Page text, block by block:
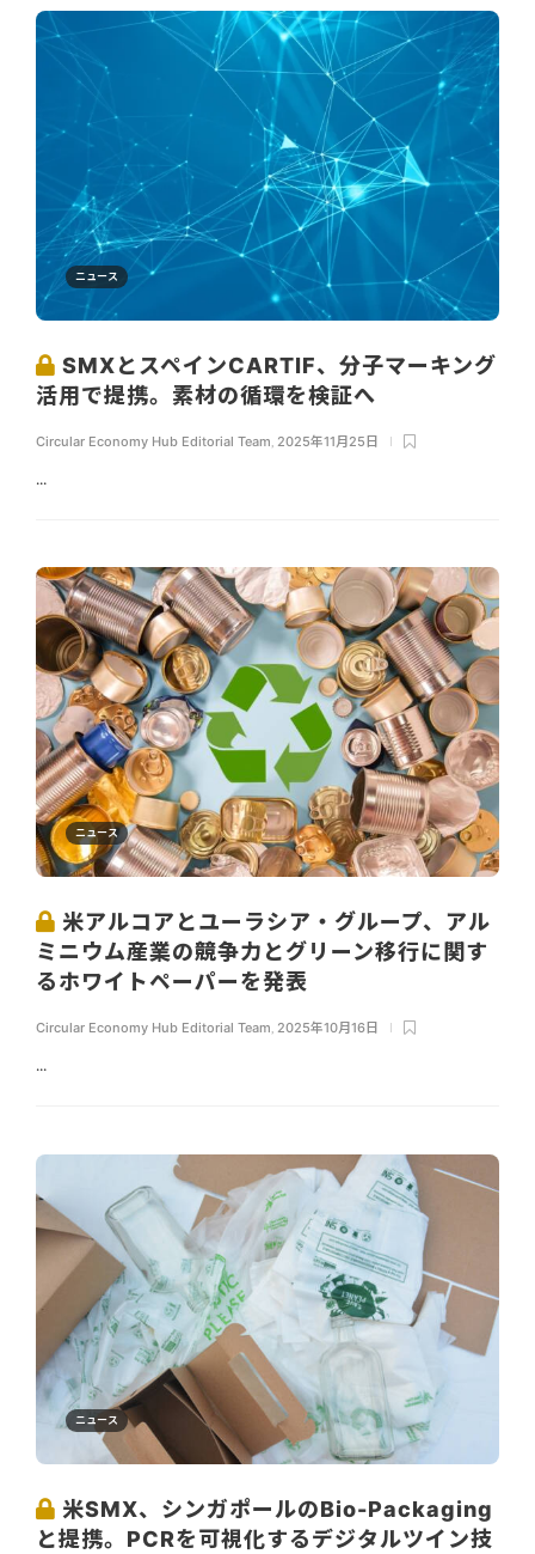
ニュース
SMXとスペインCARTIF、分子マーキング
活用で提携。素材の循環を検証へ
Circular Economy Hub Editorial Team 2025年11月25日
...
ニュース
米アルコアとユーラシア・グループ、アル
ミニウム産業の競争力とグリーン移行に関す
るホワイトペーパーを発表
Circular Economy Hub Editorial Team 2025年10月16日
...
ニュース
米SMX、シンガポールのBio-Packaging
と提携。PCRを可視化するデジタルツイン技